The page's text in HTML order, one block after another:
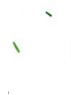
,